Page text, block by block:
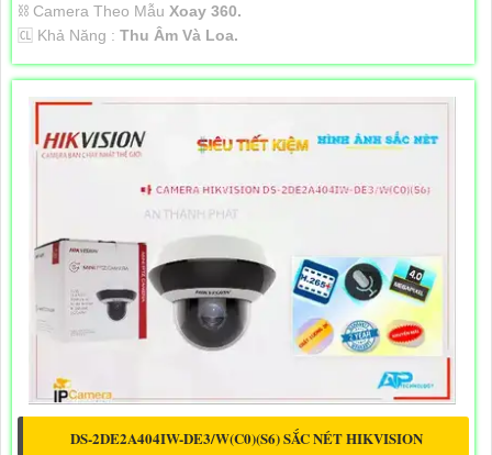
⛓ Camera Theo Mẫu Xoay 360.
️🆑 Khả Năng : Thu Âm Và Loa.
DS-2DE2A404IW-DE3/W(C0)(S6) SẮC NÉT HIKVISION